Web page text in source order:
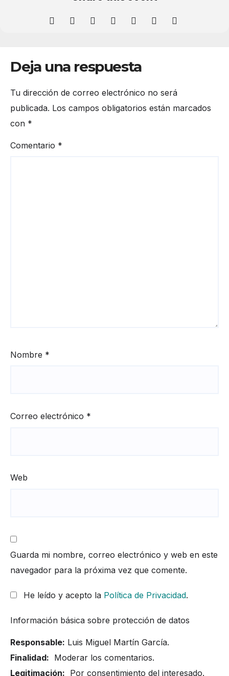
Deja una respuesta
Tu dirección de correo electrónico no será
publicada. Los campos obligatorios están marcados
con *
Comentario *
Nombre *
Correo electrónico *
Web
Guarda mi nombre, correo electrónico y web en este
navegador para la próxima vez que comente.
He leído y acepto la Política de Privacidad.
Información básica sobre protección de datos
Responsable: Luis Miguel Martín García.
Finalidad: Moderar los comentarios.
Legitimación: Por consentimiento del interesado.